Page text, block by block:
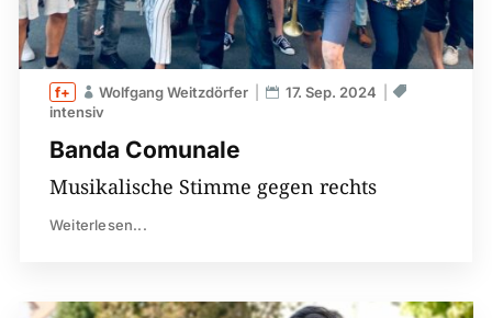
Banda Comunale
Wolfgang Weitzdörfer
17. Sep. 2024
intensiv
Musikalische Stimme gegen rechts
Weiterlesen...